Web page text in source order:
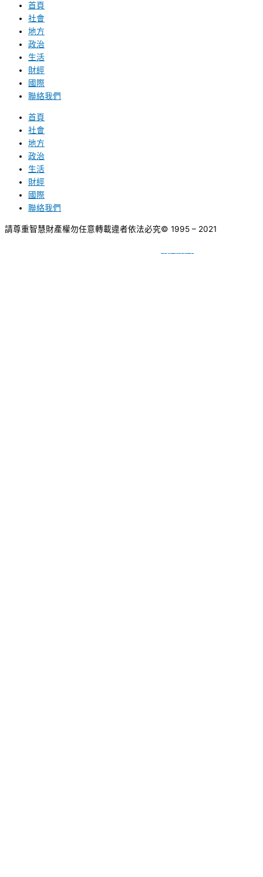
首頁
社會
地方
政治
生活
財經
國際
聯絡我們
首頁
社會
地方
政治
生活
財經
國際
聯絡我們
請尊重智慧財產權勿任意轉載違者依法必究© 1995 – 2021